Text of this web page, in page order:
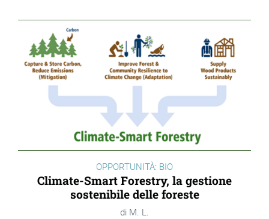
OPPORTUNITÀ: BIO
Climate-Smart Forestry, la gestione
sostenibile delle foreste
M. L.